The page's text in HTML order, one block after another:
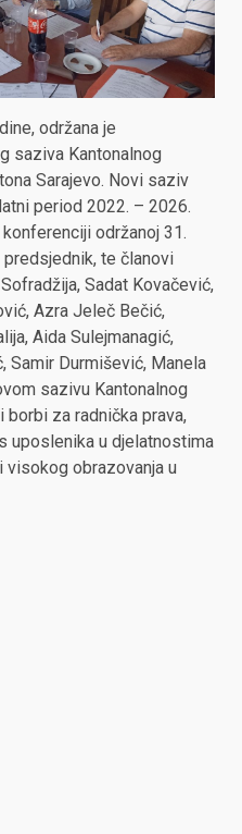
održana je
saziva Kantonalnog
Sarajevo. Novi saziv
period 2022. – 2026.
održanoj 31.
te članovi
Sadat Kovačević,
Azra Jeleč Bečić,
Aida Sulejmanagić,
Samir Durmišević, Manela
sazivu Kantonalnog
borbi za radnička prava,
uposlenika u djelatnostima
visokog obrazovanja u